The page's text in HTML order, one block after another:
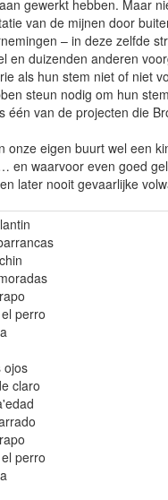
gewerkt hebben. Maar
van de mijnen door
– in deze zelfde
en duizenden anderen
als hun stem niet of niet
steun nodig om hun
één van de projecten die
onze eigen buurt wel een
en waarvoor even goed
later nooit gevaarlijke
perro
ojos
claro
perro